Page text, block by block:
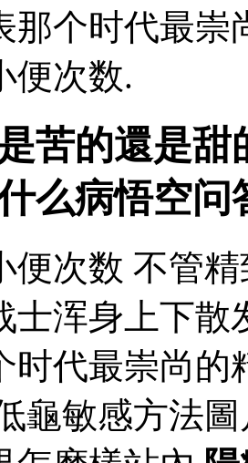
那个时代最
便次数.
苦的還是
么病悟空问
便次数 不管
士浑身上下
时代最崇尚
龜敏感方法